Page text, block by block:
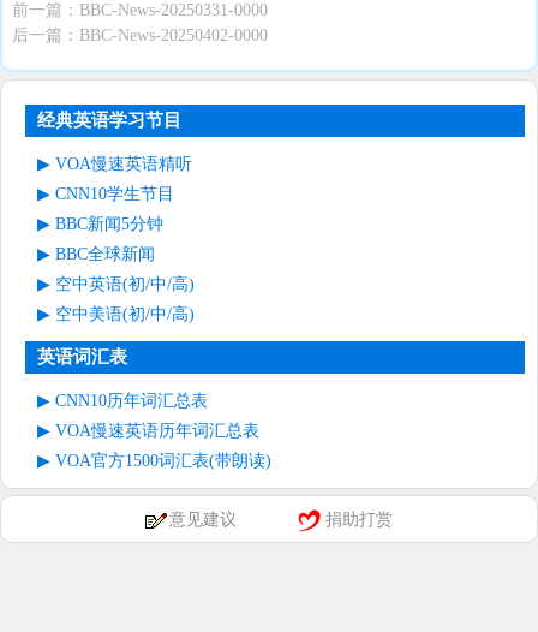
前一篇： BBC-News-20250331-0000
后一篇： BBC-News-20250402-0000
经典英语学习节目
VOA慢速英语精听
CNN10学生节目
BBC新闻5分钟
BBC全球新闻
空中英语(初/中/高)
空中美语(初/中/高)
英语词汇表
CNN10历年词汇总表
VOA慢速英语历年词汇总表
VOA官方1500词汇表(带朗读)
意见建议 捐助打赏